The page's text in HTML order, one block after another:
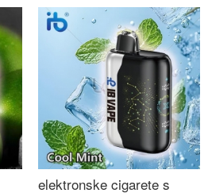
elektronske cigarete s